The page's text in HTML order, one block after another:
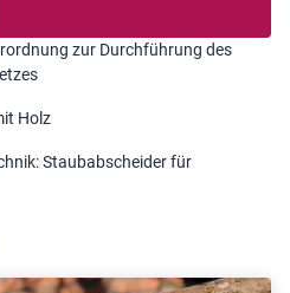
zur Durchführung des
Holz
Staubabscheider für